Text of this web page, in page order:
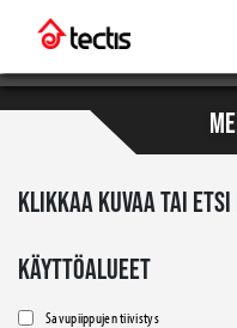
KLIKKAA KUVAA TAI
KÄYTTÖALUEET
Savupiippujen tiivistys